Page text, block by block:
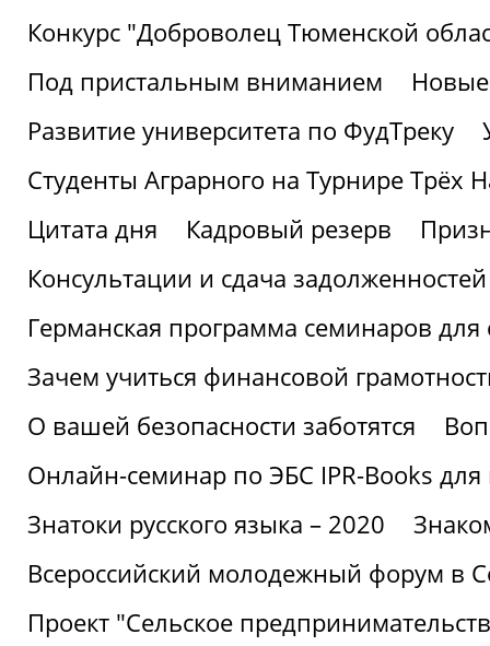
Конкурс "Доброволец Тюменской
Под пристальным вниманием
Развитие университета по ФудТреку
Студенты Аграрного на Турнире Трёх
Цитата дня
Кадровый резерв
Консультации и сдача
Германская программа семинаров для
Зачем учиться финансовой
О вашей безопасности заботятся
Онлайн-семинар по ЭБС IPR-Books для
Знатоки русского языка – 2020
Всероссийский молодежный форум в
Проект "Сельское